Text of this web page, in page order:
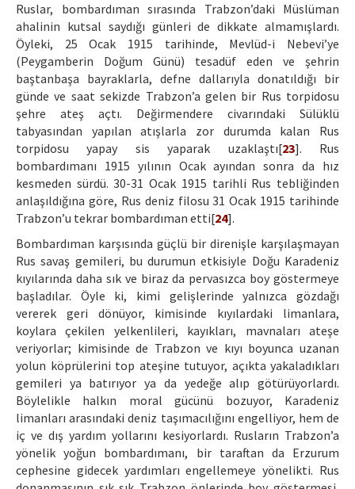
Ruslar, bombardıman sırasında Trabzon’daki Müslüman
ahalinin kutsal saydığı günleri de dikkate almamışlardı.
Öyleki, 25 Ocak 1915 tarihinde, Mevlüd-i Nebevi’ye
(Peygamberin Doğum Günü) tesadüf eden ve şehrin
baştanbaşa bayraklarla, defne dallarıyla donatıldığı bir
günde ve saat sekizde Trabzon’a gelen bir Rus torpidosu
şehre ateş açtı. Değirmendere civarındaki Sülüklü
tabyasından yapılan atışlarla zor durumda kalan Rus
torpidosu yapay sis yaparak uzaklaştı[23]. Rus
bombardımanı 1915 yılının Ocak ayından sonra da hız
kesmeden sürdü. 30-31 Ocak 1915 tarihli Rus tebliğinden
anlaşıldığına göre, Rus deniz filosu 31 Ocak 1915 tarihinde
Trabzon’u tekrar bombardıman etti[24].
Bombardıman karşısında güçlü bir direnişle karşılaşmayan
Rus savaş gemileri, bu durumun etkisiyle Doğu Karadeniz
kıyılarında daha sık ve biraz da pervasızca boy göstermeye
başladılar. Öyle ki, kimi gelişlerinde yalnızca gözdağı
vererek geri dönüyor, kimisinde kıyılardaki limanlara,
koylara çekilen yelkenlileri, kayıkları, mavnaları ateşe
veriyorlar; kimisinde de Trabzon ve kıyı boyunca uzanan
yolun köprülerini top ateşine tutuyor, açıkta yakaladıkları
gemileri ya batırıyor ya da yedeğe alıp götürüyorlardı.
Böylelikle halkın moral gücünü bozuyor, Karadeniz
limanları arasındaki deniz taşımacılığını engelliyor, hem de
iç ve dış yardım yollarını kesiyorlardı. Rusların Trabzon’a
yönelik yoğun bombardımanı, bir taraftan da Erzurum
cephesine gidecek yardımları engellemeye yönelikti. Rus